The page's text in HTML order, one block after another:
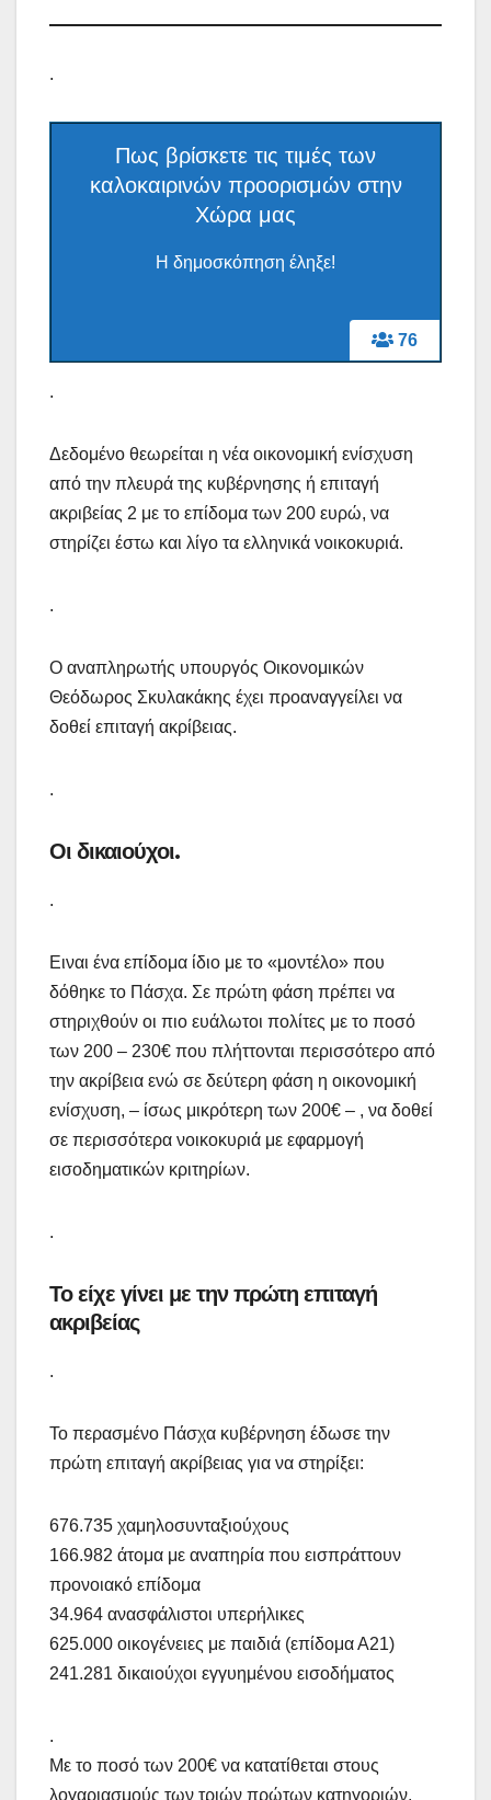
.
76
Πως βρίσκετε τις τιμές των
καλοκαιρινών προορισμών στην
Χώρα μας
Η δημοσκόπηση έληξε!
.
Δεδομένο θεωρείται η νέα οικονομική ενίσχυση
από την πλευρά της κυβέρνησης ή επιταγή
ακριβείας 2 με το επίδομα των 200 ευρώ, να
στηρίζει έστω και λίγο τα ελληνικά νοικοκυριά.
.
Ο αναπληρωτής υπουργός Οικονομικών
Θεόδωρος Σκυλακάκης έχει προαναγγείλει να
δοθεί επιταγή ακρίβειας.
.
Οι δικαιούχοι.
.
Ειναι ένα επίδομα ίδιο με το «μοντέλο» που
δόθηκε το Πάσχα. Σε πρώτη φάση πρέπει να
στηριχθούν οι πιο ευάλωτοι πολίτες με το ποσό
των 200 – 230€ που πλήττονται περισσότερο από
την ακρίβεια ενώ σε δεύτερη φάση η οικονομική
ενίσχυση, – ίσως μικρότερη των 200€ – , να δοθεί
σε περισσότερα νοικοκυριά με εφαρμογή
εισοδηματικών κριτηρίων.
.
Το είχε γίνει με την πρώτη επιταγή
ακριβείας
.
Το περασμένο Πάσχα κυβέρνηση έδωσε την
πρώτη επιταγή ακρίβειας για να στηρίξει:
676.735 χαμηλοσυνταξιούχους
166.982 άτομα με αναπηρία που εισπράττουν
προνοιακό επίδομα
34.964 ανασφάλιστοι υπερήλικες
625.000 οικογένειες με παιδιά (επίδομα Α21)
241.281 δικαιούχοι εγγυημένου εισοδήματος
.
Με το ποσό των 200€ να κατατίθεται στους
λογαριασμούς των τριών πρώτων κατηγοριών,